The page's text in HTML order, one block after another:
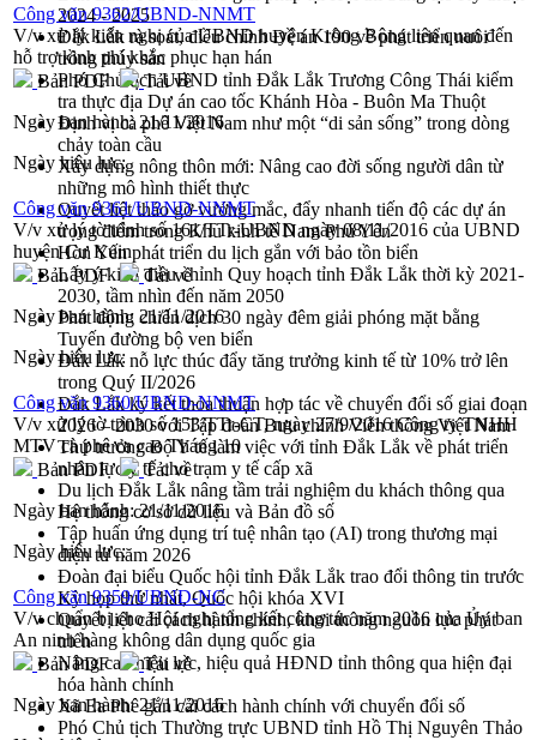
2024 - 2025
Đắk Lắk rà soát, điều chỉnh Đề án 190 về phát triển nuôi
trồng thủy sản
Phó Chủ tịch UBND tỉnh Đắk Lắk Trương Công Thái kiểm
tra thực địa Dự án cao tốc Khánh Hòa - Buôn Ma Thuột
Định vị cà phê Việt Nam như một “di sản sống” trong dòng
chảy toàn cầu
Xây dựng nông thôn mới: Nâng cao đời sống người dân từ
những mô hình thiết thực
Quyết liệt tháo gỡ vướng mắc, đẩy nhanh tiến độ các dự án
trọng điểm trong Khu kinh tế Nam Phú Yên
Hòn Yến phát triển du lịch gắn với bảo tồn biển
Lấy ý kiến điều chỉnh Quy hoạch tỉnh Đắk Lắk thời kỳ 2021-
2030, tầm nhìn đến năm 2050
Phát động chiến dịch 30 ngày đêm giải phóng mặt bằng
Tuyến đường bộ ven biển
Đắk Lắk nỗ lực thúc đẩy tăng trưởng kinh tế từ 10% trở lên
trong Quý II/2026
Đắk Lắk ký kết thỏa thuận hợp tác về chuyển đổi số giai đoạn
2026 – 2030 với Tập đoàn Bưu chính Viễn thông Việt Nam
Thứ trưởng Bộ Y tế làm việc với tỉnh Đắk Lắk về phát triển
nhân lực y tế cho trạm y tế cấp xã
Du lịch Đắk Lắk nâng tầm trải nghiệm du khách thông qua
Hệ thống cơ sở dữ liệu và Bản đồ số
Tập huấn ứng dụng trí tuệ nhân tạo (AI) trong thương mại
điện tử năm 2026
Đoàn đại biểu Quốc hội tỉnh Đắk Lắk trao đổi thông tin trước
Kỳ họp thứ nhất, Quốc hội khóa XVI
Quyết liệt cải cách hành chính, khơi thông nguồn lực phát
triển
Nâng cao hiệu lực, hiệu quả HĐND tỉnh thông qua hiện đại
hóa hành chính
Xã Ea Phê gắn cải cách hành chính với chuyển đổi số
Phó Chủ tịch Thường trực UBND tỉnh Hồ Thị Nguyên Thảo
Công văn 9362/UBND-NNMT
V/v xử lý kiến nghị của UBND huyện Krông Bông liên quan đến
hỗ trợ kinh phí khắc phục hạn hán
Bản PDF
Tải về
Ngày ban hành:21/11/2016
Ngày hiệu lực:
Công văn 9361/UBND-NNMT
V/v xử lý tờ trình số 161/TTr-UBND ngày 08/11/2016 của UBND
huyện Cư Kuin
Bản PDF
Tải về
Ngày ban hành: 21/11/2016
Ngày hiệu lực:
Công văn 9360/UBND-NNMT
V/v xử lý tờ trình số 153/TTr-CT, ngày 27/9/2016 Công ty TNHH
MTV cà phê ca cao Tháng 10
Bản PDF
Tải về
Ngày ban hành:21/11/2016
Ngày hiệu lực:
Công văn 9359/UBND-NC
V/v chuẩn bị cho Hội nghị tổng kết công tác năm 2016 của Ủy ban
An ninh hàng không dân dụng quốc gia
Bản PDF
Tải về
Ngày ban hành:21/11/2016